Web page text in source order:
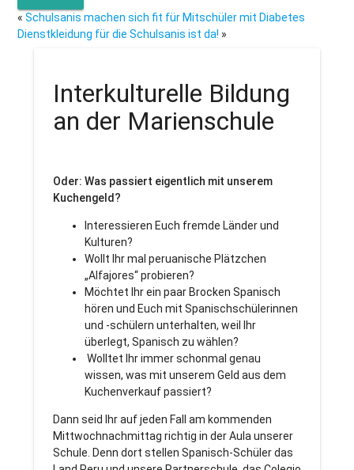
«Schulsanis machen sich fit für Mitschüler mit Diabetes
Dienstkleidung für die Schulsanis ist da! »
Interkulturelle Bildung
an der Marienschule
Oder: Was passiert eigentlich mit unserem
Kuchengeld?
Interessieren Euch fremde Länder und
Kulturen?
Wollt Ihr mal peruanische Plätzchen
„Alfajores“ probieren?
Möchtet Ihr ein paar Brocken Spanisch
hören und Euch mit Spanischschülerinnen
und -schülern unterhalten, weil Ihr
überlegt, Spanisch zu wählen?
Wolltet Ihr immer schonmal genau
wissen, was mit unserem Geld aus dem
Kuchenverkauf passiert?
Dann seid Ihr auf jeden Fall am kommenden
Mittwochnachmittag richtig in der Aula unserer
Schule. Denn dort stellen Spanisch-Schüler das